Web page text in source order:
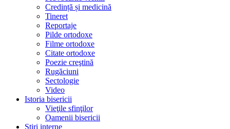
Credință și medicină
Tineret
Reportaje
Pilde ortodoxe
Filme ortodoxe
Citate ortodoxe
Poezie creştină
Rugăciuni
Sectologie
Video
Istoria bisericii
Vieţile sfinţilor
Oamenii bisericii
Ştiri interne